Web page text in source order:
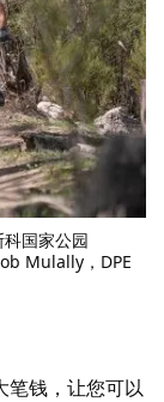
科国家公园
Mulally，DPE
笔钱，让您可以